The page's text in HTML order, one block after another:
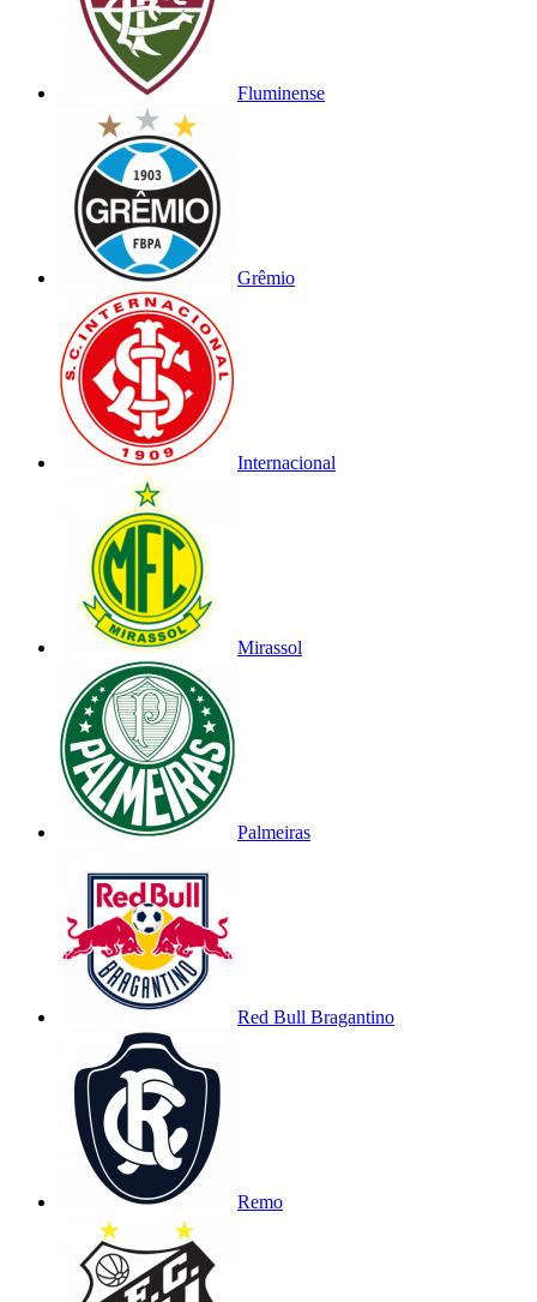
Fluminense
Grêmio
Internacional
Mirassol
Palmeiras
Red Bull Bragantino
Remo